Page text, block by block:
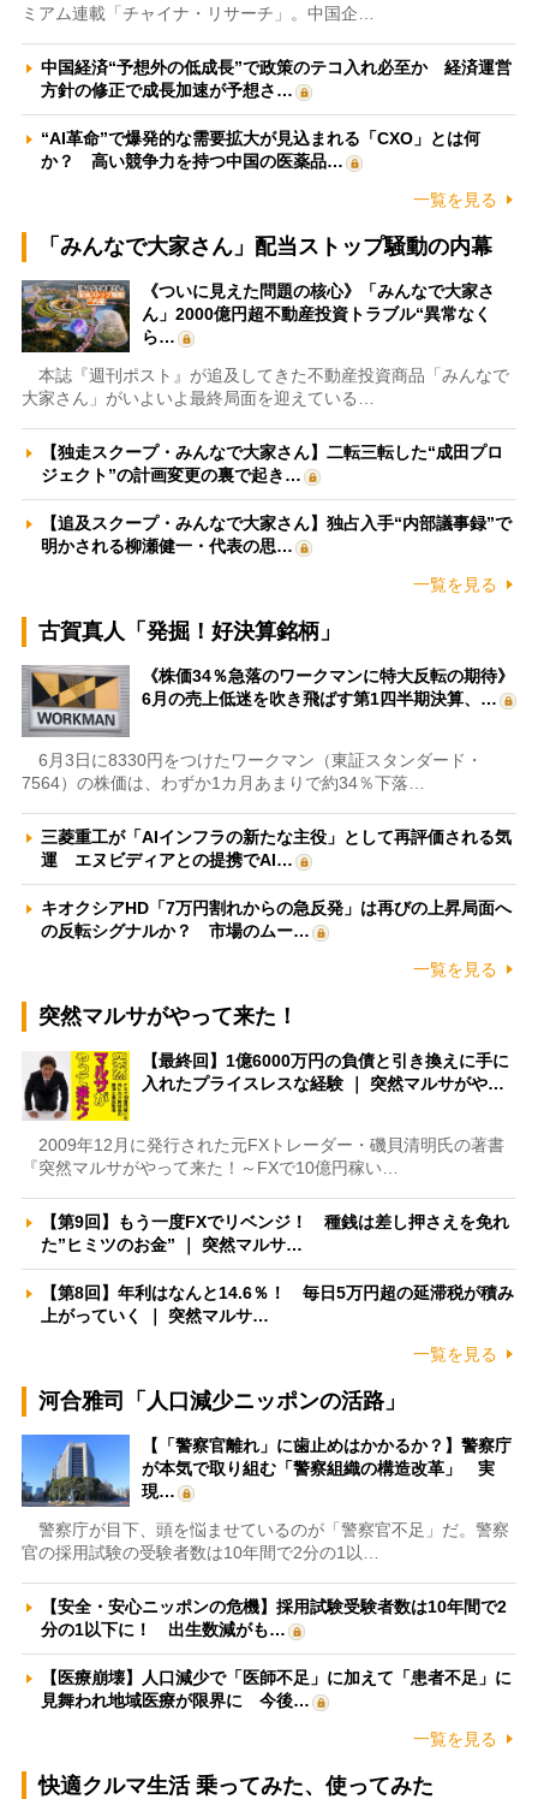
ミアム連載「チャイナ・リサーチ」。中国企…
中国経済“予想外の低成長”で政策のテコ入れ必至か 経済運営
方針の修正で成長加速が予想さ…
“AI革命”で爆発的な需要拡大が見込まれる「CXO」とは何
か？ 高い競争力を持つ中国の医薬品…
一覧を見る
「みんなで大家さん」配当ストップ騒動の内幕
《ついに見えた問題の核心》「みんなで大家さ
ん」2000億円超不動産投資トラブル“異常なく
ら…
本誌『週刊ポスト』が追及してきた不動産投資商品「みんなで
大家さん」がいよいよ最終局面を迎えている…
【独走スクープ・みんなで大家さん】二転三転した“成田プロ
ジェクト”の計画変更の裏で起き…
【追及スクープ・みんなで大家さん】独占入手“内部議事録”で
明かされる柳瀬健一・代表の思…
一覧を見る
古賀真人「発掘！好決算銘柄」
《株価34％急落のワークマンに特大反転の期待》
6月の売上低迷を吹き飛ばす第1四半期決算、…
6月3日に8330円をつけたワークマン（東証スタンダード・
7564）の株価は、わずか1カ月あまりで約34％下落…
三菱重工が「AIインフラの新たな主役」として再評価される気
運 エヌビディアとの提携でAI…
キオクシアHD「7万円割れからの急反発」は再びの上昇局面へ
の反転シグナルか？ 市場のムー…
一覧を見る
突然マルサがやって来た！
【最終回】1億6000万円の負債と引き換えに手に
入れたプライスレスな経験 ｜ 突然マルサがや…
2009年12月に発行された元FXトレーダー・磯貝清明氏の著書
『突然マルサがやって来た！～FXで10億円稼い…
【第9回】もう一度FXでリベンジ！ 種銭は差し押さえを免れ
た”ヒミツのお金” ｜ 突然マルサ…
【第8回】年利はなんと14.6％！ 毎日5万円超の延滞税が積み
上がっていく ｜ 突然マルサ…
一覧を見る
河合雅司「人口減少ニッポンの活路」
【「警察官離れ」に歯止めはかかるか？】警察庁
が本気で取り組む「警察組織の構造改革」 実
現…
警察庁が目下、頭を悩ませているのが「警察官不足」だ。警察
官の採用試験の受験者数は10年間で2分の1以…
【安全・安心ニッポンの危機】採用試験受験者数は10年間で2
分の1以下に！ 出生数減がも…
【医療崩壊】人口減少で「医師不足」に加えて「患者不足」に
見舞われ地域医療が限界に 今後…
一覧を見る
快適クルマ生活 乗ってみた、使ってみた